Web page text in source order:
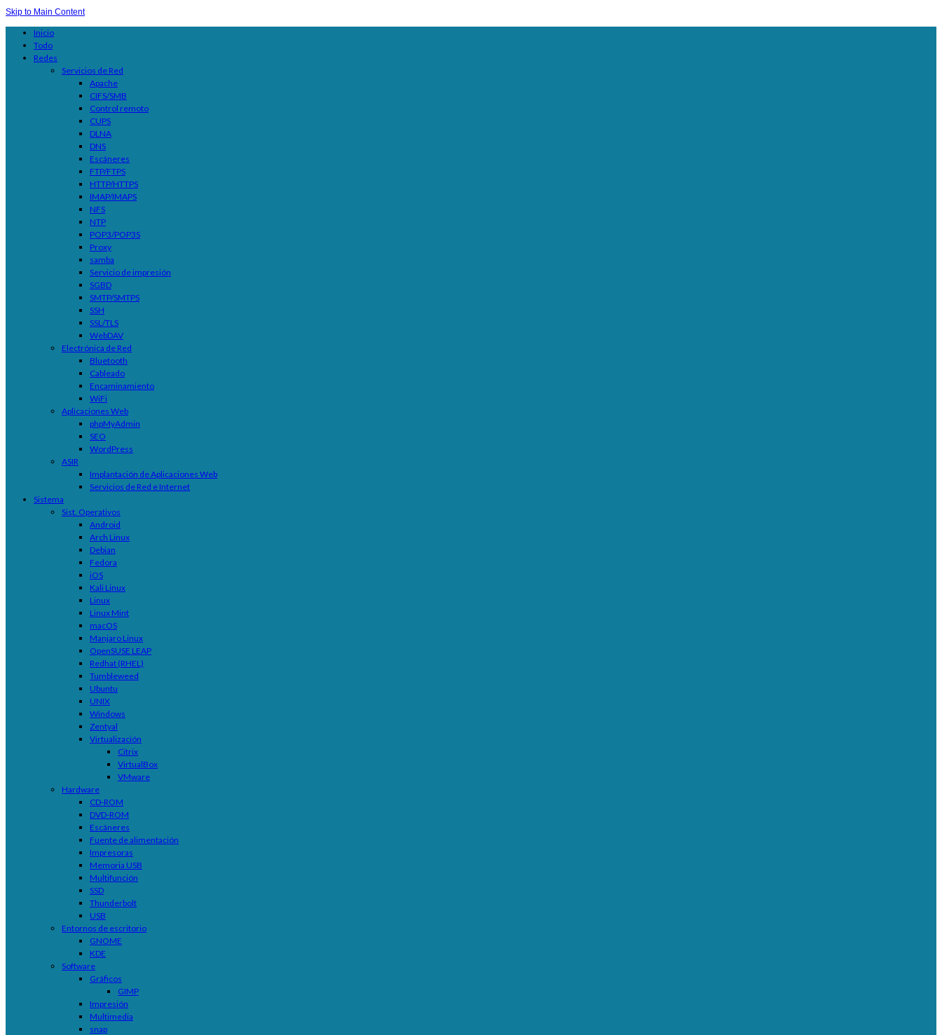
Skip to Main Content
Inicio
Todo
Redes
Servicios de Red
Apache
CIFS/SMB
Control remoto
CUPS
DLNA
DNS
Escáneres
FTP/FTPS
HTTP/HTTPS
IMAP/IMAPS
NFS
NTP
POP3/POP3S
Proxy
samba
Servicio de impresión
SGBD
SMTP/SMTPS
SSH
SSL/TLS
WebDAV
Electrónica de Red
Bluetooth
Cableado
Encaminamiento
WiFi
Aplicaciones Web
phpMyAdmin
SEO
WordPress
ASIR
Implantación de Aplicaciones Web
Servicios de Red e Internet
Sistema
Sist. Operativos
Android
Arch Linux
Debian
Fedora
iOS
Kali Linux
Linux
Linux Mint
macOS
Manjaro Linux
OpenSUSE LEAP
Redhat (RHEL)
Tumbleweed
Ubuntu
UNIX
Windows
Zentyal
Virtualización
Citrix
VirtualBox
VMware
Hardware
CD-ROM
DVD-ROM
Escáneres
Fuente de alimentación
Impresoras
Memoria USB
Multifunción
SSD
Thunderbolt
USB
Entornos de escritorio
GNOME
KDE
Software
Gráficos
GIMP
Impresión
Multimedia
snap